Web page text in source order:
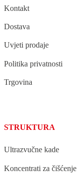
Kontakt
Dostava
Uvjeti prodaje
Politika privatnosti
Trgovina
STRUKTURA
Ultrazvučne kade
Koncentrati za čišćenje